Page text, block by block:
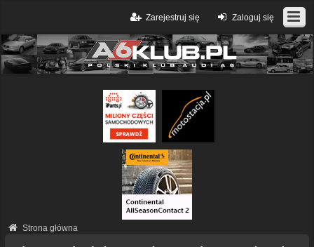
Zaloguj się
Zarejestruj się
Strona główna